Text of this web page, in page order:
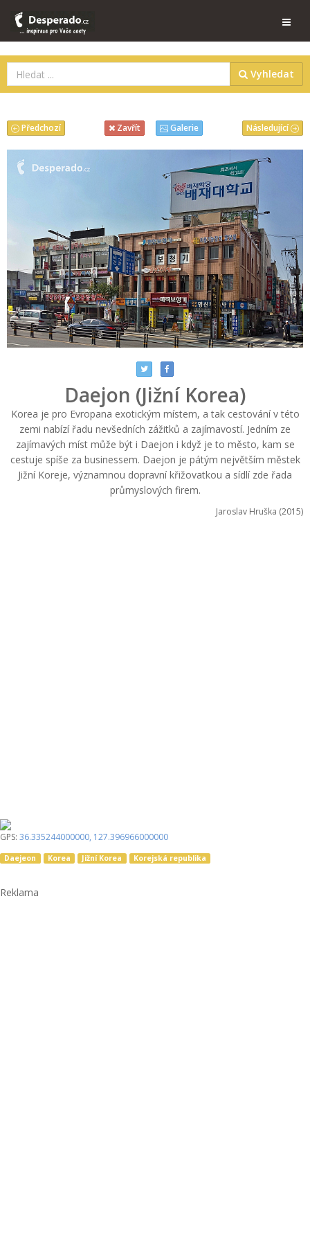
Vyhledat
Následující
Předchozí Zavřít Galerie
Daejon (Jižní Korea)
Korea je pro Evropana exotickým místem, a tak cestování v této
zemi nabízí řadu nevšedních zážitků a zajímavostí. Jedním ze
zajímavých míst může být i Daejon i když je to město, kam se
cestuje spíše za businessem. Daejon je pátým největším městek
Jižní Koreje, významnou dopravní křižovatkou a sídlí zde řada
průmyslových firem.
Jaroslav Hruška (2015)
GPS: 36.335244000000, 127.396966000000
Daejeon Korea Jižní Korea Korejská republika
Reklama